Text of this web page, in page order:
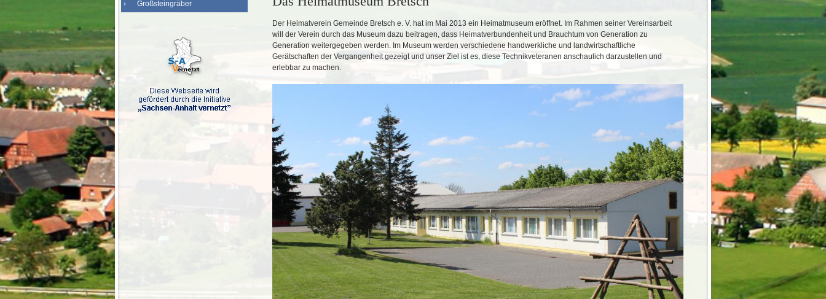
Großsteingräber
Der Heimatverein Gemeinde Bretsch e. V. hat im Mai 2013 ein Heimatmuseum eröffnet. Im Rahmen seiner Vereinsarbeit
will der Verein durch das Museum dazu beitragen, dass Heimatverbundenheit und Brauchtum von Generation zu
Generation weitergegeben werden. Im Museum werden verschiedene handwerkliche und landwirtschaftliche
Gerätschaften der Vergangenheit gezeigt und unser Ziel ist es, diese Technikveteranen anschaulich darzustellen und
erlebbar zu machen.